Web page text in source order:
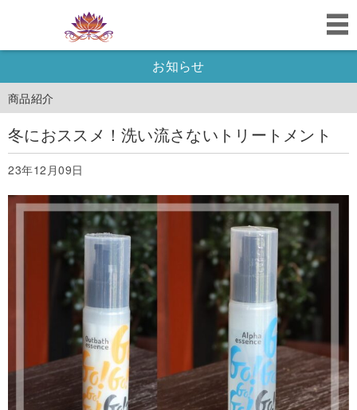
お知らせ
商品紹介
冬におススメ！洗い流さないトリートメント
23年12月09日